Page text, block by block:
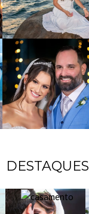
DESTAQUES